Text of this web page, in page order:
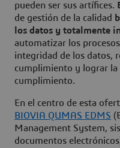
pueden ser sus artífices.
de gestión de la calidad
los datos y totalmente
automatizar los
integridad de los datos,
cumplimiento y lograr la
cumplimiento.
En el centro de esta
BIOVIA QUMAS EDMS
Management System,
documentos